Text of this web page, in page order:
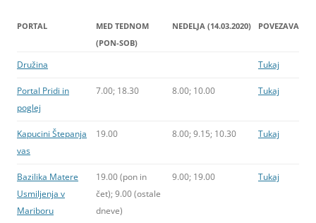
PORTAL
MED TEDNOM
(PON-SOB)
NEDELJA (14.03.2020) POVEZAVA
Družina Tukaj
Portal Pridi in
poglej
7.00; 18.30 8.00; 10.00 Tukaj
Kapucini Štepanja
vas
19.00 8.00; 9.15; 10.30 Tukaj
Bazilika Matere
Usmiljenja v
Mariboru
19.00 (pon in
čet); 9.00 (ostale
dneve)
9.00; 19.00 Tukaj